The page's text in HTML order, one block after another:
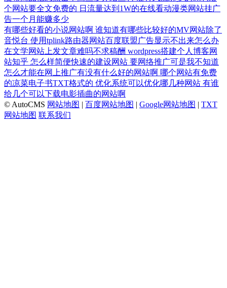
个网站要全文免费的 日流量达到1W的在线看动漫类网站挂广
告一个月能赚多少
有哪些好看的小说网站啊 谁知道有哪些比较好的MV网站除了
音悦台 使用tplink路由器网站百度联盟广告显示不出来怎么办
在文学网站上发文章难吗不求稿酬 wordpress搭建个人博客网
站知乎 怎么样简便快速的建设网站 要网络推广可是我不知道
怎么才能在网上推广有没有什么好的网站啊 哪个网站有免费
的凉菜电子书TXT格式的 优化系统可以优化哪几种网站 有谁
给几个可以下载电影插曲的网站啊
© AutoCMS 网站地图 | 百度网站地图 | Google网站地图 | TXT
网站地图 联系我们